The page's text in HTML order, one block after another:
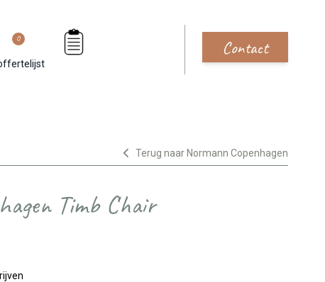
0 Contact
Terug naar Normann Copenhagen
Timb Chair